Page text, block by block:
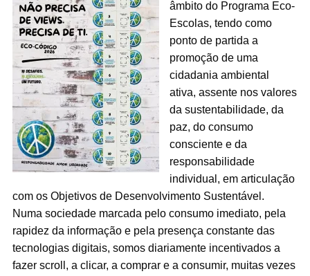
âmbito do Programa Eco-
Escolas, tendo como
ponto de partida a
promoção de uma
cidadania ambiental
ativa, assente nos valores
da sustentabilidade, da
paz, do consumo
consciente e da
responsabilidade
individual, em articulação
com os Objetivos de Desenvolvimento Sustentável.
Numa sociedade marcada pelo consumo imediato, pela
rapidez da informação e pela presença constante das
tecnologias digitais, somos diariamente incentivados a
fazer scroll, a clicar, a comprar e a consumir, muitas vezes